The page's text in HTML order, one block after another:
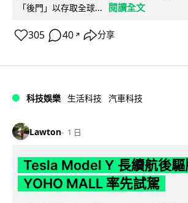
「後門」以存取全球...
閱讀全文
305 40 ↗ 分享
科技娛樂 生活科技 汽車科技
Lawton 1 日
Tesla Model Y 長續航後驅
YOHO MALL 率先試駕